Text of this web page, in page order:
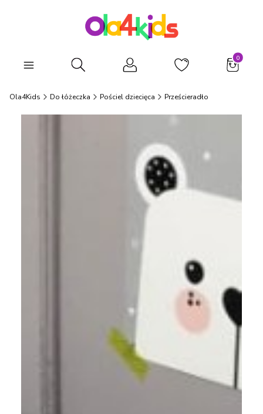
Otwórz wyszukiwarkę
Ola4Kids Do łóżeczka Pościel dziecięca Prześcieradło